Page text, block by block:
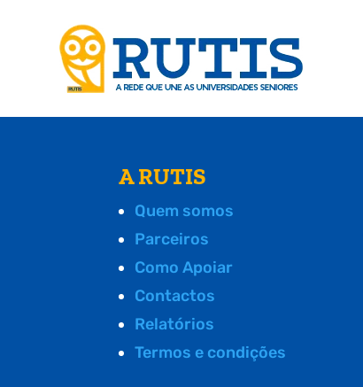
A RUTIS
Quem somos
Parceiros
Como Apoiar
Contactos
Relatórios
Termos e condições